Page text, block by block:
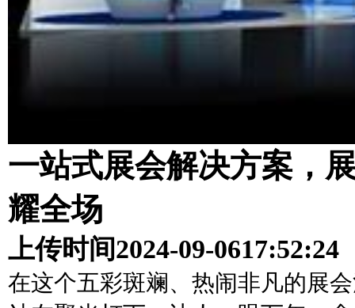
一站式展会解决方案，
耀全场
上传时间2024-09-0617:52:24
在这个五彩斑斓、热闹非凡的展